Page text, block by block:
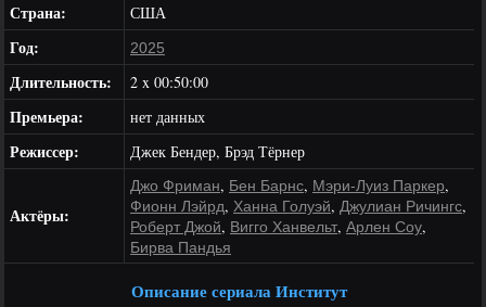
Страна: США
Год: 2025
Длительность: 2 x 00:50:00
Премьера: нет данных
Режиссер: Джек Бендер, Брэд Тёрнер
Актёры:
Джо Фриман, Бен Барнс, Мэри-Луиз Паркер,
Фионн Лэйрд, Ханна Голуэй, Джулиан Ричингс,
Роберт Джой, Вигго Ханвельт, Арлен Соу,
Бирва Пандья
Описание сериала Институт